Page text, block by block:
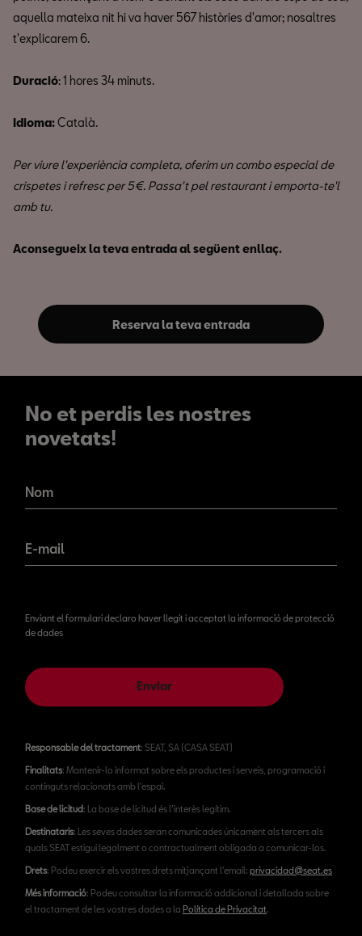
aquella mateixa nit hi va haver 567 històries d'amor; nosaltres
t'explicarem 6.
Duració: 1 hores 34 minuts.
Idioma:Català.
Per viure l'experiència completa, oferim un combo especial de
crispetes i refresc per 5€. Passa't pel restaurant i emporta-te'l
amb tu.
Aconsegueix la teva entrada al següent enllaç.
Reserva la teva entrada
No et perdis les nostres
novetats!
novetats!
Nom
E-mail
Enviant el formulari declaro haver llegit i acceptat la informació de protecció
de dades
Enviar
Responsable del tractament: SEAT, SA (CASA SEAT)
Finalitats: Mantenir-lo informat sobre els productes i serveis, programació i
continguts relacionats amb l'espai.
Base de licitud: La base de licitud és l’interès legítim.
Destinataris: Les seves dades seran comunicades únicament als tercers als
quals SEAT estigui legalment o contractualment obligada a comunicar-los.
Drets: Podeu exercir els vostres drets mitjançant l'email: privacidad@seat.es
Més informació: Podeu consultar la informació addicional i detallada sobre
el tractament de les vostres dades a la Política de Privacitat.